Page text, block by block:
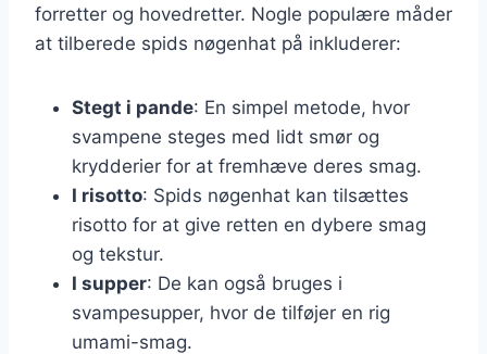
forretter og hovedretter. Nogle populære måder
at tilberede spids nøgenhat på inkluderer:
Stegt i pande: En simpel metode, hvor
svampene steges med lidt smør og
krydderier for at fremhæve deres smag.
I risotto: Spids nøgenhat kan tilsættes
risotto for at give retten en dybere smag
og tekstur.
I supper: De kan også bruges i
svampesupper, hvor de tilføjer en rig
umami-smag.